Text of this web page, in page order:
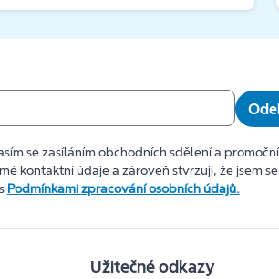
se zasíláním obchodních sdělení a
kontaktní údaje a zároveň stvrzuji, že jsem se
Podmínkami zpracování osobních údajů.
Užitečné odkazy